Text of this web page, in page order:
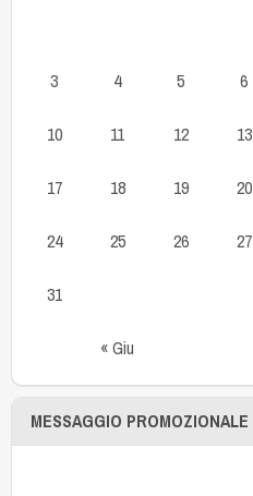
« Giu
3 4 5 6
10 11 12 13
17 18 19 20
24 25 26 27
31
MESSAGGIO PROMOZIONALE